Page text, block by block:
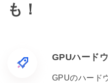
も！
GPUハード
GPUのハード